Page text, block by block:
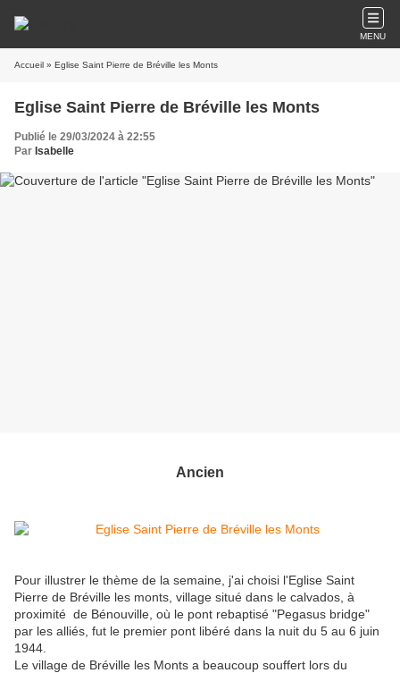
MENU
Accueil » Eglise Saint Pierre de Bréville les Monts
Eglise Saint Pierre de Bréville les Monts
Publié le 29/03/2024 à 22:55
Par Isabelle
Ancien
Pour illustrer le thème de la semaine, j'ai choisi l'Eglise Saint
Pierre de Bréville les monts, village situé dans le calvados, à
proximité de Bénouville, où le pont rebaptisé "Pegasus bridge"
par les alliés, fut le premier pont libéré dans la nuit du 5 au 6 juin
1944.
Le village de Bréville les Monts a beaucoup souffert lors du